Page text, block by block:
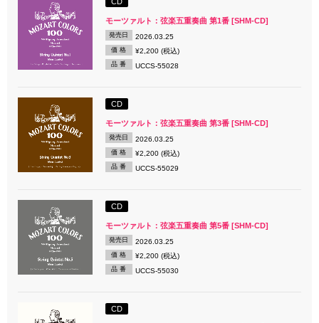
CD
モーツァルト：弦楽五重奏曲 第1番 [SHM-CD]
発売日 2026.03.25
価 格 ¥2,200 (税込)
品 番 UCCS-55028
CD
モーツァルト：弦楽五重奏曲 第3番 [SHM-CD]
発売日 2026.03.25
価 格 ¥2,200 (税込)
品 番 UCCS-55029
CD
モーツァルト：弦楽五重奏曲 第5番 [SHM-CD]
発売日 2026.03.25
価 格 ¥2,200 (税込)
品 番 UCCS-55030
CD